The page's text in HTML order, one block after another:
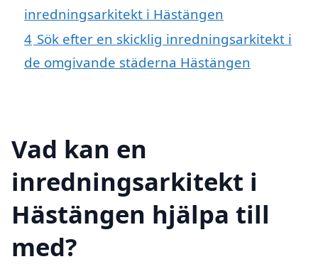
inredningsarkitekt i Hästängen
4 Sök efter en skicklig inredningsarkitekt i
de omgivande städerna Hästängen
Vad kan en
inredningsarkitekt i
Hästängen hjälpa till
med?